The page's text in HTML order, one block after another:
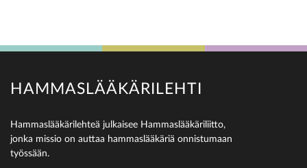
HAMMASLÄÄKÄRILEHTI
Hammaslääkärilehteä julkaisee Hammaslääkäriliitto,
jonka missio on auttaa hammaslääkäriä onnistumaan
työssään.